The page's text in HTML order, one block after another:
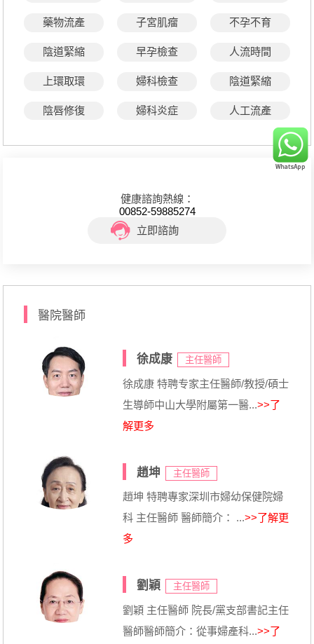
藥物流產 子宮肌瘤 不孕不育
陰道緊縮 早孕檢查 人流時間
上環取環 婦科檢查 陰道緊縮
陰唇修復 婦科炎症 人工流產
健康諮詢熱線：
00852-59885274
立即諮詢
醫院醫師
徐成康 主任醫師
徐成康 特聘专家主任醫師/教授/碩士
生導師中山大學附屬第一醫...>>了
解更多
趙坤 主任醫師
趙坤 特聘專家深圳市婦幼保健院婦
科 主任醫師 醫師簡介： ...>>了解更
多
劉穎 主任醫師
劉穎 主任醫師 院長/黨支部書記主任
醫師醫師簡介：從事婦產科...>>了